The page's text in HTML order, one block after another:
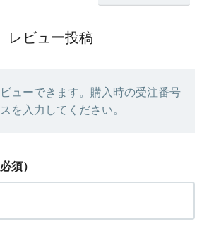
レビュー投稿
ューできます。購入時の受注番号
を入力してください。
必須）